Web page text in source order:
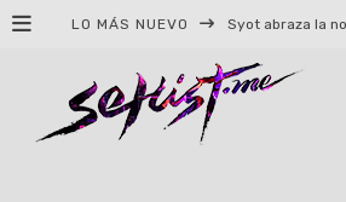
LO MÁS NUEVO